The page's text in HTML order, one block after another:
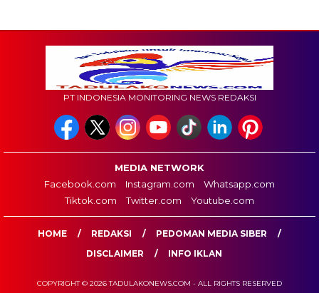
PT INDONESIA MONITORING NEWS REDAKSI
MEDIA NETWORK
Facebook.com
Instagram.com
Whatsapp.com
Tiktok.com
Twitter.com Youtube.com
HOME REDAKSI
PEDOMAN MEDIA SIBER
DISCLAIMER
INFO IKLAN
COPYRIGHT © 2026 TADULAKONEWS.COM - ALL RIGHTS RESERVED